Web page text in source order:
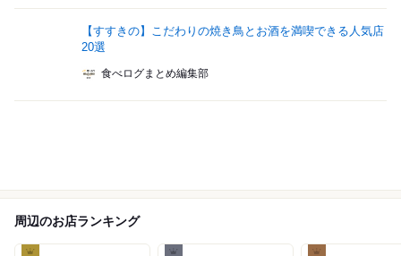
【すすきの】こだわりの焼き鳥とお酒を満喫できる人気店
20選
食べログまとめ編集部
周辺のお店ランキング